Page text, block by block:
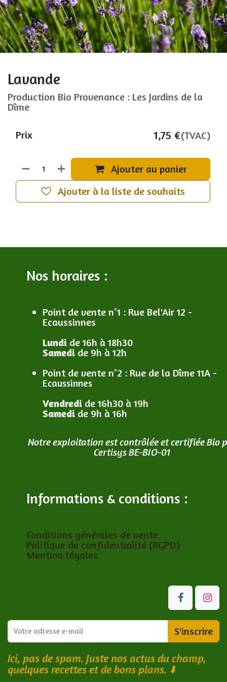
Lavande
Production Bio Provenance : Les Jardins de la
Dîme
Ajouter au panier
Ajouter à la liste de souhaits
Prix 1,75 €(TVAC)
Nos horaires :
Point de vente n°1 : Rue Bel'Air 12 -
Ecaussinnes
Lundi de 16h à 18h30
Samedi de 9h à 12h
Point de vente n°2 : Rue de la Dîme 11A -
Ecaussinnes
Vendredi de 16h30 à 19h
Samedi de 9h à 16h
Notre exploitation est contrôlée et certifiée Bio
Certisys BE-BIO-01
Informations & conditions :
Conditions générales de vente
Politique de confidentialité (RGPD)
Mention légales
S'inscrire
Ici, pas de spam. Juste nos actus du champ,
quelques recettes et de bons plans. ⬇️